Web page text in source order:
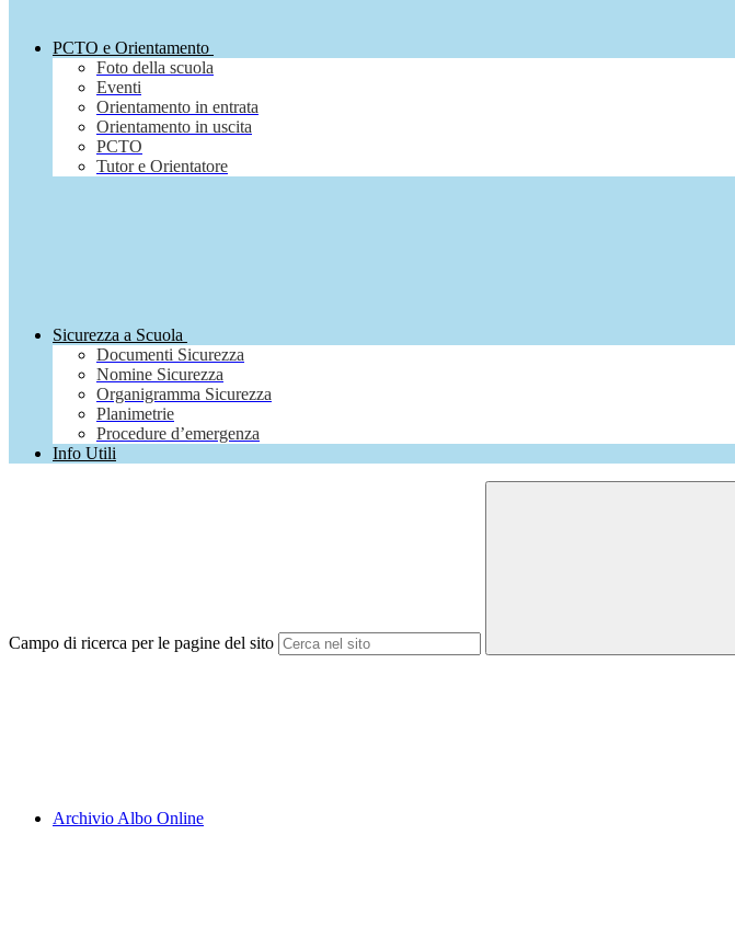
PCTO e Orientamento
Foto della scuola
Eventi
Orientamento in entrata
Orientamento in uscita
PCTO
Tutor e Orientatore
Sicurezza a Scuola
Documenti Sicurezza
Nomine Sicurezza
Organigramma Sicurezza
Planimetrie
Procedure d’emergenza
Info Utili
Campo di ricerca per le pagine del sito
Archivio Albo Online